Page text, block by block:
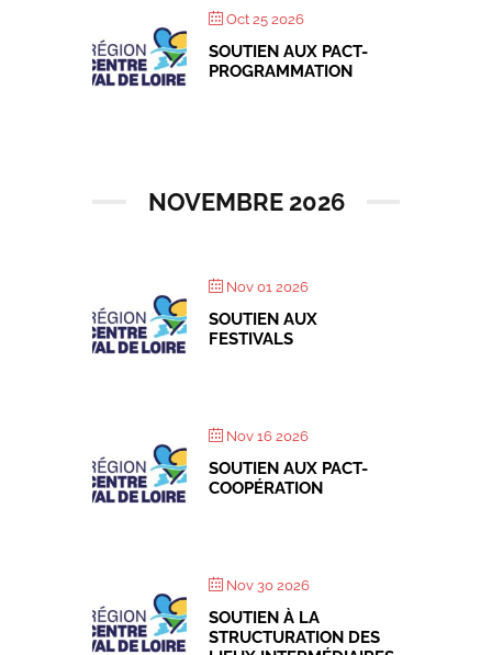
Oct 25 2026
SOUTIEN AUX PACT-
PROGRAMMATION
NOVEMBRE 2026
Nov 01 2026
SOUTIEN AUX
FESTIVALS
Nov 16 2026
SOUTIEN AUX PACT-
COOPÉRATION
Nov 30 2026
SOUTIEN À LA
STRUCTURATION DES